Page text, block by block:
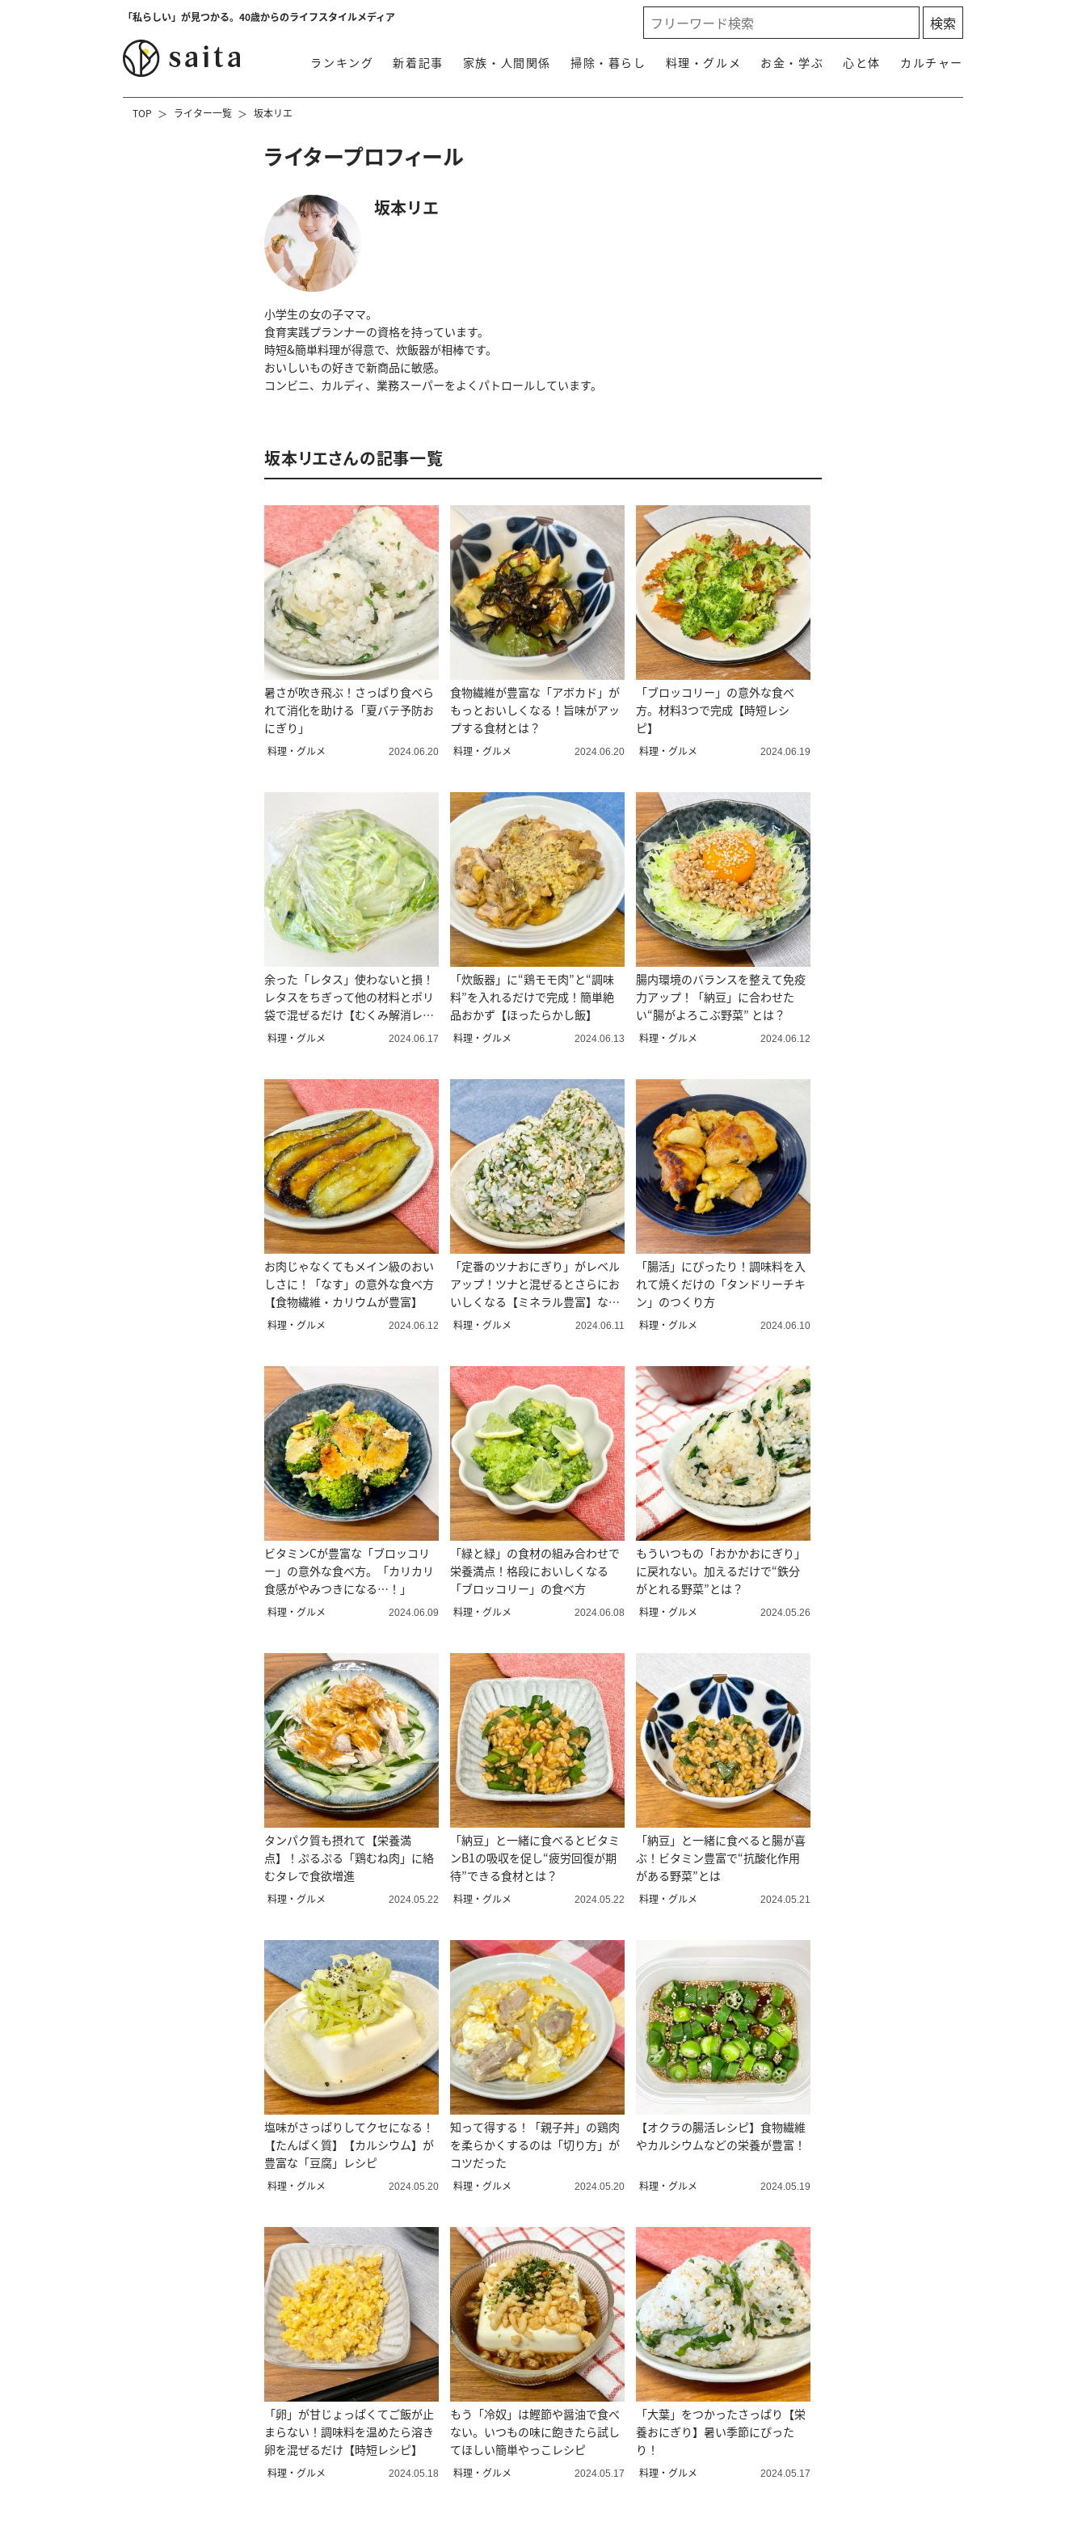
「私らしい」が見つかる。40歳からのライフスタイルメディア
ランキング 新着記事 家族・人間関係 掃除・暮らし 料理・グルメ お金・学ぶ 心と体 カルチャー
TOP ライター一覧 坂本リエ
ライタープロフィール
坂本リエ
小学生の女の子ママ。
食育実践プランナーの資格を持っています。
時短&簡単料理が得意で、炊飯器が相棒です。
おいしいもの好きで新商品に敏感。
コンビニ、カルディ、業務スーパーをよくパトロールしています。
坂本リエさんの記事一覧
暑さが吹き飛ぶ！さっぱり食べら
れて消化を助ける「夏バテ予防お
にぎり」
料理・グルメ 2024.06.20
食物繊維が豊富な「アボカド」が
もっとおいしくなる！旨味がアッ
プする食材とは？
料理・グルメ 2024.06.20
「ブロッコリー」の意外な食べ
方。材料3つで完成【時短レシ
ピ】
料理・グルメ 2024.06.19
余った「レタス」使わないと損！
レタスをちぎって他の材料とポリ
袋で混ぜるだけ【むくみ解消レシ
ピ】
料理・グルメ 2024.06.17
「炊飯器」に“鶏モモ肉”と“調味
料”を入れるだけで完成！簡単絶
品おかず【ほったらかし飯】
料理・グルメ 2024.06.13
腸内環境のバランスを整えて免疫
力アップ！「納豆」に合わせた
い“腸がよろこぶ野菜” とは？
料理・グルメ 2024.06.12
お肉じゃなくてもメイン級のおい
しさに！「なす」の意外な食べ方
【食物繊維・カリウムが豊富】
料理・グルメ 2024.06.12
「定番のツナおにぎり」がレベル
アップ！ツナと混ぜるとさらにお
いしくなる【ミネラル豊富】な食
材とは？
料理・グルメ 2024.06.11
「腸活」にぴったり！調味料を入
れて焼くだけの「タンドリーチキ
ン」のつくり方
料理・グルメ 2024.06.10
ビタミンCが豊富な「ブロッコリ
ー」の意外な食べ方。「カリカリ
食感がやみつきになる…！」
料理・グルメ 2024.06.09
「緑と緑」の食材の組み合わせで
栄養満点！格段においしくなる
「ブロッコリー」の食べ方
料理・グルメ 2024.06.08
もういつもの「おかかおにぎり」
に戻れない。加えるだけで“鉄分
がとれる野菜”とは？
料理・グルメ 2024.05.26
タンパク質も摂れて【栄養満
点】！ぷるぷる「鶏むね肉」に絡
むタレで食欲増進
料理・グルメ 2024.05.22
「納豆」と一緒に食べるとビタミ
ンB1の吸収を促し“疲労回復が期
待”できる食材とは？
料理・グルメ 2024.05.22
「納豆」と一緒に食べると腸が喜
ぶ！ビタミン豊富で“抗酸化作用
がある野菜”とは
料理・グルメ 2024.05.21
塩味がさっぱりしてクセになる！
【たんぱく質】【カルシウム】が
豊富な「豆腐」レシピ
料理・グルメ 2024.05.20
知って得する！「親子丼」の鶏肉
を柔らかくするのは「切り方」が
コツだった
料理・グルメ 2024.05.20
【オクラの腸活レシピ】食物繊維
やカルシウムなどの栄養が豊富！
料理・グルメ 2024.05.19
「卵」が甘じょっぱくてご飯が止
まらない！調味料を温めたら溶き
卵を混ぜるだけ【時短レシピ】
料理・グルメ 2024.05.18
もう「冷奴」は鰹節や醤油で食べ
ない。いつもの味に飽きたら試し
てほしい簡単やっこレシピ
料理・グルメ 2024.05.17
「大葉」をつかったさっぱり【栄
養おにぎり】暑い季節にぴった
り！
料理・グルメ 2024.05.17